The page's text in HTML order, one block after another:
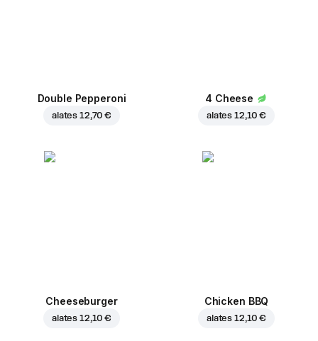
Double Pepperoni
alates 12,70 €
4 Cheese
alates 12,10 €
Cheeseburger
alates 12,10 €
Chicken BBQ
alates 12,10 €